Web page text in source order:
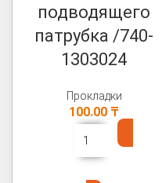
подводящего
патрубка /740-
1303024
Прокладки
100.00 ₸